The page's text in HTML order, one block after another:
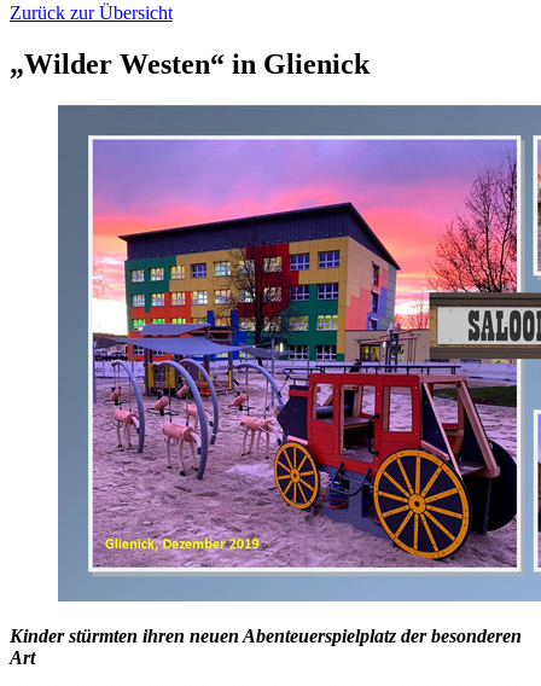
Zurück zur Übersicht
„Wilder Westen“ in Glienick
Kinder stürmten ihren neuen Abenteuerspielplatz der besonderen
Art